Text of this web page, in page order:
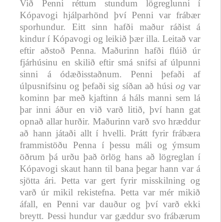
Við Penni réttum stundum lögreglunni í
Kópavogi hjálparhönd því Penni var frábær
sporhundur. Eitt sinn hafði maður ráðist á
kindur í Kópavogi og leikið þær illa. Leitað var
eftir aðstoð Penna. Maðurinn hafði flúið úr
fjárhúsinu en skilið eftir smá snifsi af úlpunni
sinni á ódæðisstaðnum. Penni þefaði af
úlpusnifsinu og þefaði sig síðan að húsiogvar
kominn þar með kjaftinn á háls manni sem lá
þar inni áður en við varð litið, því hann gat
opnað allar hurðir. Maðurinn varð svo hræddur
að hann játaði allt í hvelli. Þrátt fyrir frábæra
frammistöðu Penna í þessu máli og ýmsum
öðrum þá urðu það örlög hans að lögreglan í
Kópavogi skaut hann til bana þegar hann var á
sjötta ári. Þetta var gert fyrir misskilning og
varð úr mikil rekistefna. Þetta var mér mikið
áfall, en Penni var dauður og því varð ekki
breytt. Þessi hundur var gæddur svo frábærum